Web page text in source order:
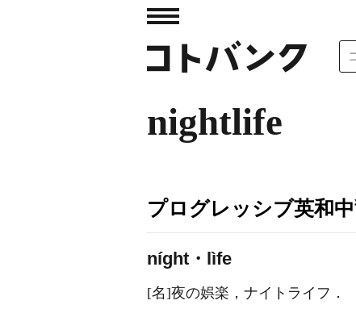
nightlife
プログレッシブ英和
níght・lìfe
[名]夜の娯楽，ナイトライフ ．